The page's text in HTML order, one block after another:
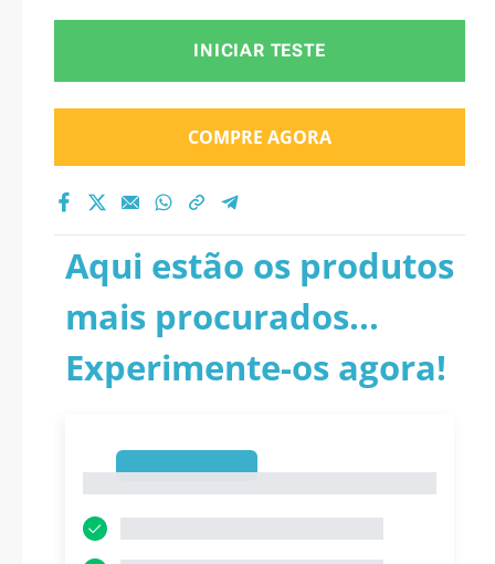
INICIAR TESTE
COMPRE AGORA
Aqui estão os produtos
mais procurados...
Experimente-os agora!